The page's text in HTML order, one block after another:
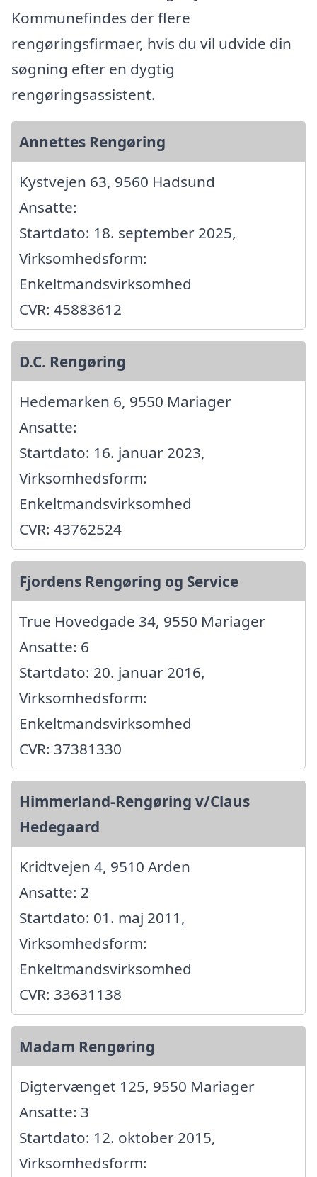
Kommunefindes der flere
rengøringsfirmaer, hvis du vil udvide din
søgning efter en dygtig
rengøringsassistent.
Annettes Rengøring
Kystvejen 63, 9560 Hadsund
Ansatte:
Startdato: 18. september 2025,
Virksomhedsform:
Enkeltmandsvirksomhed
CVR: 45883612
D.C. Rengøring
Hedemarken 6, 9550 Mariager
Ansatte:
Startdato: 16. januar 2023,
Virksomhedsform:
Enkeltmandsvirksomhed
CVR: 43762524
Fjordens Rengøring og Service
True Hovedgade 34, 9550 Mariager
Ansatte: 6
Startdato: 20. januar 2016,
Virksomhedsform:
Enkeltmandsvirksomhed
CVR: 37381330
Himmerland-Rengøring v/Claus
Hedegaard
Kridtvejen 4, 9510 Arden
Ansatte: 2
Startdato: 01. maj 2011,
Virksomhedsform:
Enkeltmandsvirksomhed
CVR: 33631138
Madam Rengøring
Digtervænget 125, 9550 Mariager
Ansatte: 3
Startdato: 12. oktober 2015,
Virksomhedsform: